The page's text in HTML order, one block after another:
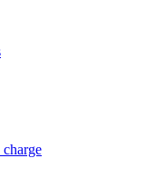
charge